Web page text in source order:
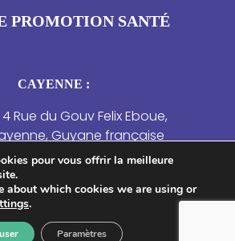
PROMOTION SANTÉ
CAYENNE :
Rue du Gouv Felix Eboue,
Guyane française
DU MARONI :
des Jasmins – 21 rue
Saint-Laurent-du-Maroni.
pour vous offrir la meilleure
about which cookies we are using or
.
Paramètres